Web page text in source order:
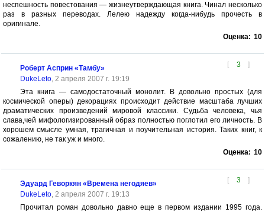
неспешность повестования — жизнеутверждающая книга. Чинал несколько
раз в разных переводах. Лелею надежду когда-нибудь прочесть в
оригинале.
Оценка: 10
[ 3 ]
Роберт Асприн «Тамбу»
DukeLeto, 2 апреля 2007 г. 19:19
Эта книга — самодостаточный монолит. В довольно простых (для
космической оперы) декорациях происходит действие масштаба лучших
драматических произведений мировой классики. Судьба человека, чья
слава,чей мифологизированный образ полностью поглотил его личность. В
хорошем смысле умная, трагичная и поучительная история. Таких книг, к
сожалению, не так уж и много.
Оценка: 10
[ 3 ]
Эдуард Геворкян «Времена негодяев»
DukeLeto, 2 апреля 2007 г. 19:13
Прочитал роман довольно давно еще в первом издании 1995 года.